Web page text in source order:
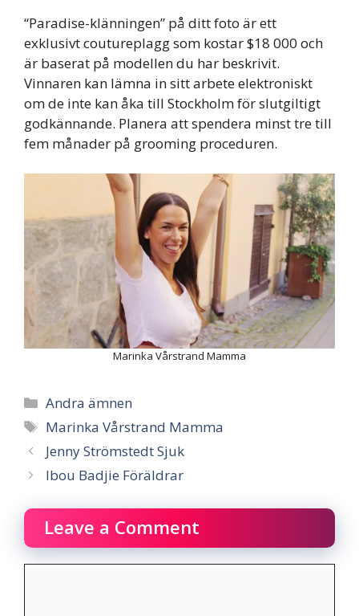
“Paradise-klänningen” på ditt foto är ett
exklusivt coutureplagg som kostar $18 000 och
är baserat på modellen du har beskrivit.
Vinnaren kan lämna in sitt arbete elektroniskt
om de inte kan åka till Stockholm för slutgiltigt
godkännande. Planera att spendera minst tre till
fem månader på grooming proceduren.
Marinka Vårstrand Mamma
Categories
Andra ämnen
Tags
Marinka Vårstrand Mamma
Jenny Strömstedt Sjuk
Ibou Badjie Föräldrar
Leave a Comment